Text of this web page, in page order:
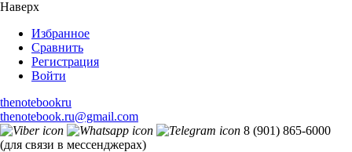
Наверх
Избранное
Сравнить
Регистрация
Войти
thenotebookru
thenotebook.ru@gmail.com
8 (901) 865-6000
(для связи в мессенджерах)